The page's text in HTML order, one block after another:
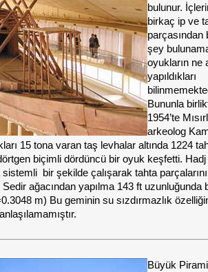
bulunur.
birkaç ip ve
parçasından
şey
oyukların ne
yapıldıkları
Bununla
1954’te
arkeolog
15 tona varan taş levhalar altında 1224
biçimli dördüncü bir oyuk keşfetti.
sistemli bir şekilde çalışarak tahta parçalarını
ağacından yapılma 143 ft uzunluğunda
m) Bu geminin su sızdırmazlık
Büyük